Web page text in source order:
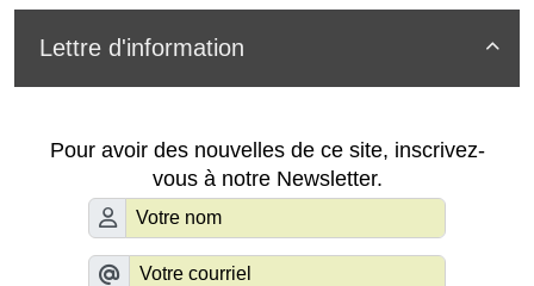

Lettre d'information
Pour avoir des nouvelles de ce site, inscrivez-
vous à notre Newsletter.